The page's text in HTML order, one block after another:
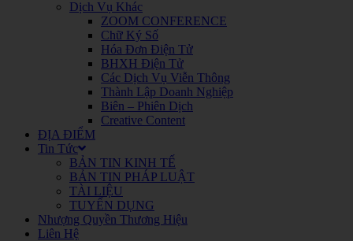
Dịch Vụ Khác
ZOOM CONFERENCE
Chữ Ký Số
Hóa Đơn Điện Tử
BHXH Điện Tử
Các Dịch Vụ Viễn Thông
Thành Lập Doanh Nghiệp
Biên – Phiên Dịch
Creative Content
ĐỊA ĐIỂM
Tin Tức
BẢN TIN KINH TẾ
BẢN TIN PHÁP LUẬT
TÀI LIỆU
TUYỂN DỤNG
Nhượng Quyền Thương Hiệu
Liên Hệ